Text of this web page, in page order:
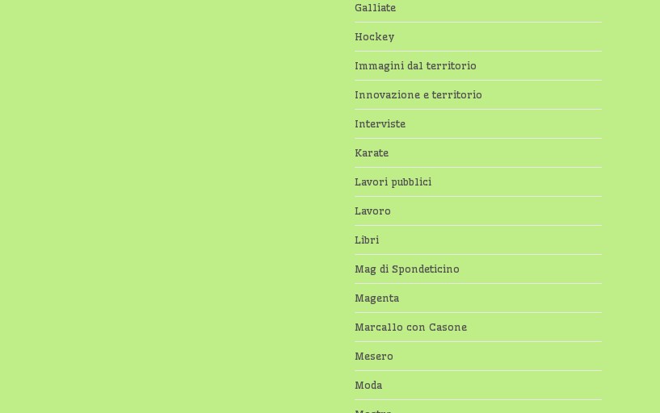
Galliate
Hockey
Immagini dal territorio
Innovazione e territorio
Interviste
Karate
Lavori pubblici
Lavoro
Libri
Mag di Spondeticino
Magenta
Marcallo con Casone
Mesero
Moda